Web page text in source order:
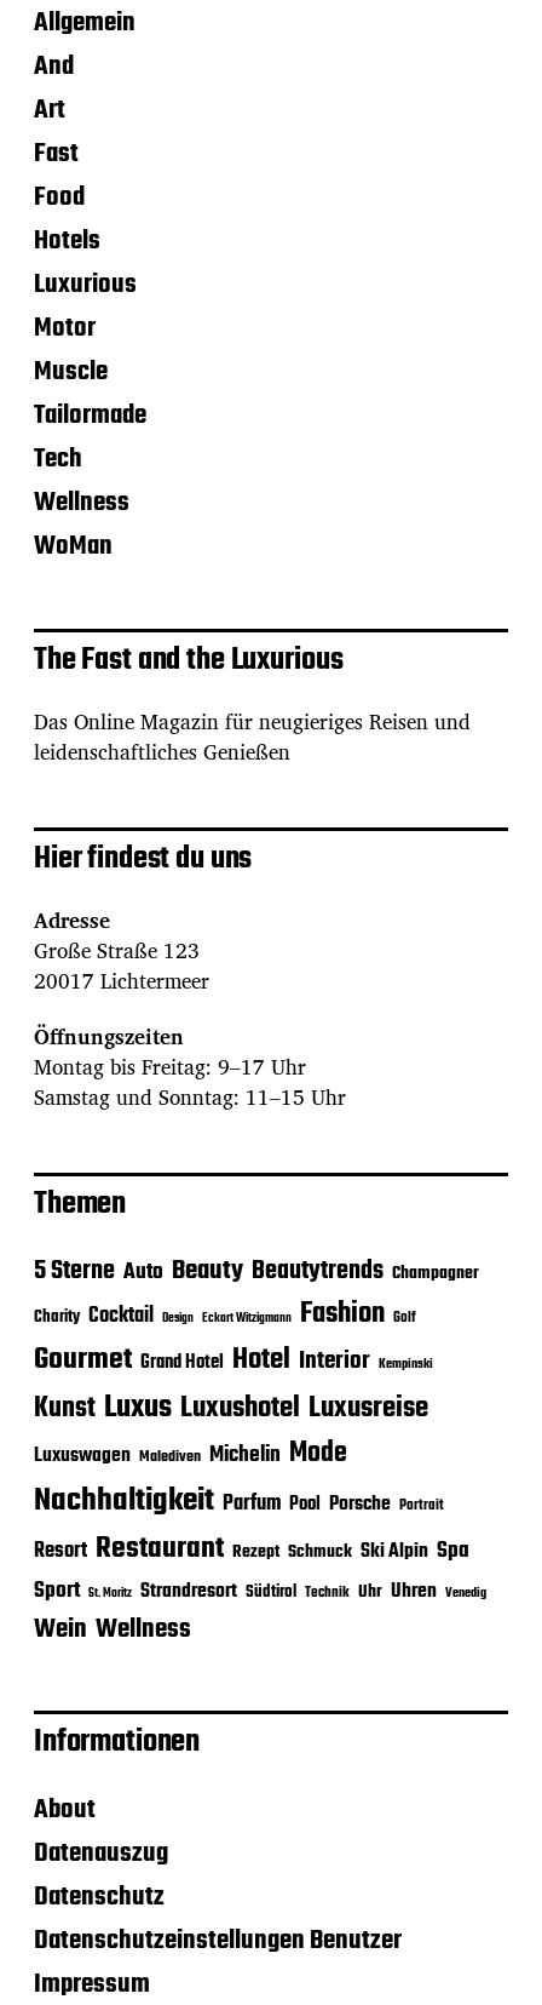
Allgemein
And
Art
Fast
Food
Hotels
Luxurious
Motor
Muscle
Tailormade
Tech
Wellness
WoMan
The Fast and the Luxurious
Das Online Magazin für neugieriges Reisen und
leidenschaftliches Genießen
Hier findest du uns
Adresse
Große Straße 123
20017 Lichtermeer
Öffnungszeiten
Montag bis Freitag: 9–17 Uhr
Samstag und Sonntag: 11–15 Uhr
Themen
5 Sterne Auto Beauty Beautytrends Champagner
Charity Cocktail Design Eckart Witzigmann Fashion Golf
Gourmet Grand Hotel Hotel Interior Kempinski
Kunst Luxus Luxushotel Luxusreise
Luxuswagen Malediven Michelin Mode
Nachhaltigkeit Parfum Pool Porsche Portrait
Resort Restaurant Rezept Schmuck Ski Alpin Spa
Sport St. Moritz Strandresort Südtirol Technik Uhr Uhren Venedig
Wein Wellness
Informationen
About
Datenauszug
Datenschutz
Datenschutzeinstellungen Benutzer
Impressum